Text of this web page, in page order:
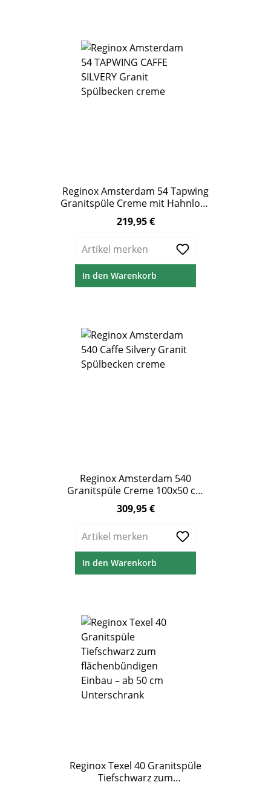
Reginox Amsterdam 54 Tapwing
Granitspüle Creme mit Hahnloch
– ab 60 cm Unterschrank
Regulärer Preis:
219,95 €
Artikel merken
In den Warenkorb
Reginox Amsterdam 540
Granitspüle Creme 100x50 cm
XXL Becken
Regulärer Preis:
309,95 €
Artikel merken
In den Warenkorb
Reginox Texel 40 Granitspüle
Tiefschwarz zum